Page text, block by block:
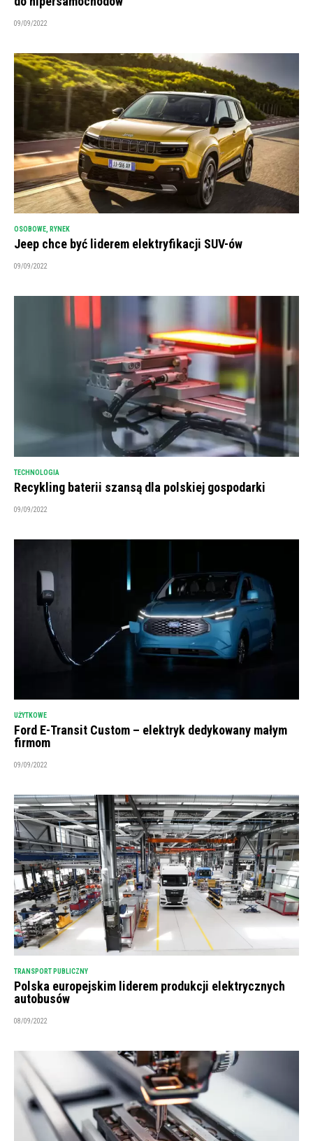
09/09/2022
OSOBOWE, RYNEK
Jeep chce być liderem elektryfikacji SUV-ów
09/09/2022
TECHNOLOGIA
Recykling baterii szansą dla polskiej gospodarki
09/09/2022
UŻYTKOWE
Ford E-Transit Custom – elektryk dedykowany małym
firmom
09/09/2022
TRANSPORT PUBLICZNY
Polska europejskim liderem produkcji elektrycznych
autobusów
08/09/2022